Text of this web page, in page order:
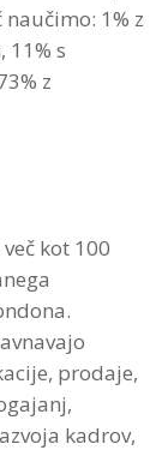
1% z
11% s
z
kot 100
prodaje,
kadrov,